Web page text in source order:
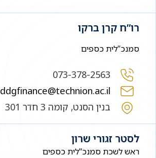
רו”ח קרן ברקו
סמנכ”לית כספים
073-378-2563
ddgfinance@technion.ac.il
בנין הסנט, קומה 3 חדר 301
לסטר זגורי שרון
ראש לשכת סמנכ"לית כספים